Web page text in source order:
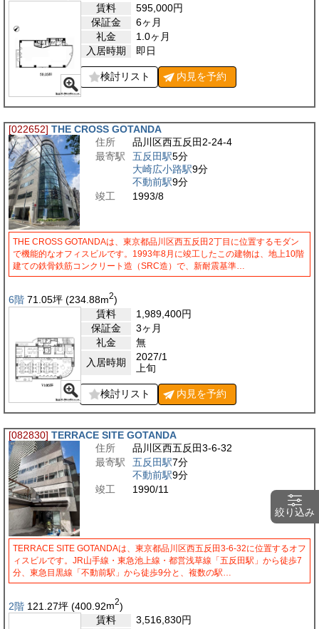
絞り込み
賃料
595,000円
保証金
6ヶ月
礼金
1.0ヶ月
入居時期
即日
検討リスト 内見を予約
[022652] THE CROSS GOTANDA
住所
品川区西五反田2-24-4
最寄駅
五反田駅5分
大崎広小路駅9分
不動前駅9分
竣工
1993/8
THE CROSS GOTANDAは、東京都品川区西五反田2丁目に位置するモダン
で機能的なオフィスビルです。1993年8月に竣工したこの建物は、地上10階
建ての鉄骨鉄筋コンクリート造（SRC造）で、新耐震基準…
6階 71.05坪 (234.88m2)
賃料
1,989,400円
保証金
3ヶ月
礼金
無
入居時期
2027/1
上旬
検討リスト 内見を予約
[082830] TERRACE SITE GOTANDA
住所
品川区西五反田3-6-32
最寄駅
五反田駅7分
不動前駅9分
竣工
1990/11
TERRACE SITE GOTANDAは、東京都品川区西五反田3-6-32に位置するオフ
ィスビルです。JR山手線・東急池上線・都営浅草線「五反田駅」から徒歩7
分、東急目黒線「不動前駅」から徒歩9分と、複数の駅…
2階 121.27坪 (400.92m2)
賃料
3,516,830円